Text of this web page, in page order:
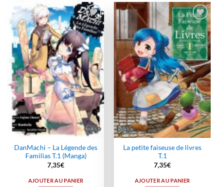
Ajouter
à la
wishlist
DanMachi – La Légende des
Familias T.1 (Manga)
7,35€
AJOUTER AU PANIER
Ajouter
à la
wishlist
La petite faiseuse de livres
T.1
7,35€
AJOUTER AU PANIER